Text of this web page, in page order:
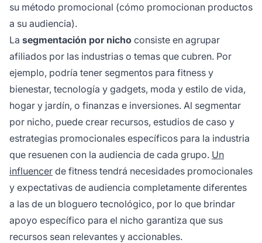
su método promocional (cómo promocionan productos
a su audiencia).
La segmentación por nicho consiste en agrupar
afiliados por las industrias o temas que cubren. Por
ejemplo, podría tener segmentos para fitness y
bienestar, tecnología y gadgets, moda y estilo de vida,
hogar y jardín, o finanzas e inversiones. Al segmentar
por nicho, puede crear recursos, estudios de caso y
estrategias promocionales específicos para la industria
que resuenen con la audiencia de cada grupo. Un
influencer de fitness tendrá necesidades promocionales
y expectativas de audiencia completamente diferentes
a las de un bloguero tecnológico, por lo que brindar
apoyo específico para el nicho garantiza que sus
recursos sean relevantes y accionables.